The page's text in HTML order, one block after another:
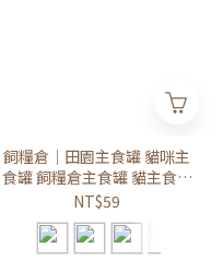
飼糧倉｜田園主食罐 貓咪主
食罐 飼糧倉主食罐 貓主食罐
80g
NT$59